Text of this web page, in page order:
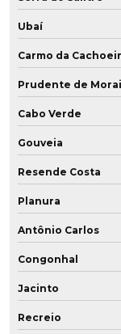
Ubaí
Carmo da
Prudente de
Cabo Verde
Gouveia
Resende Costa
Planura
Antônio Carlos
Congonhal
Jacinto
Recreio